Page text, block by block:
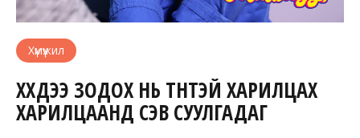
Хүмүүжил
ХҮҮХДЭЭ ЗОДОХ НЬ ТҮҮНТЭЙ ХАРИЛЦАХ
ХАРИЛЦААНД СЭВ СУУЛГАДАГ